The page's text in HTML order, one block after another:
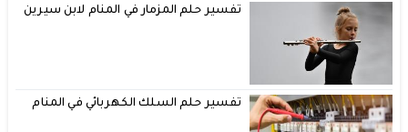
تفسير حلم المزمار في المنام لابن سيرين
تفسير حلم السلك الكهربائي في المنام